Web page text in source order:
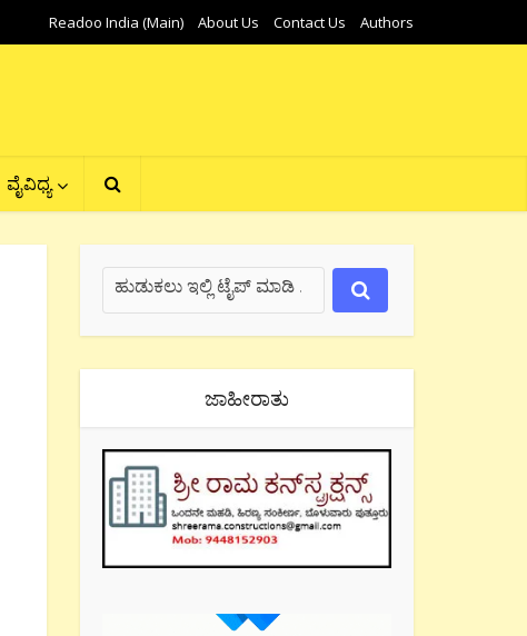
Readoo India (Main) About Us Contact Us Authors
ವೈವಿಧ್ಯ
ಜಾಹೀರಾತು